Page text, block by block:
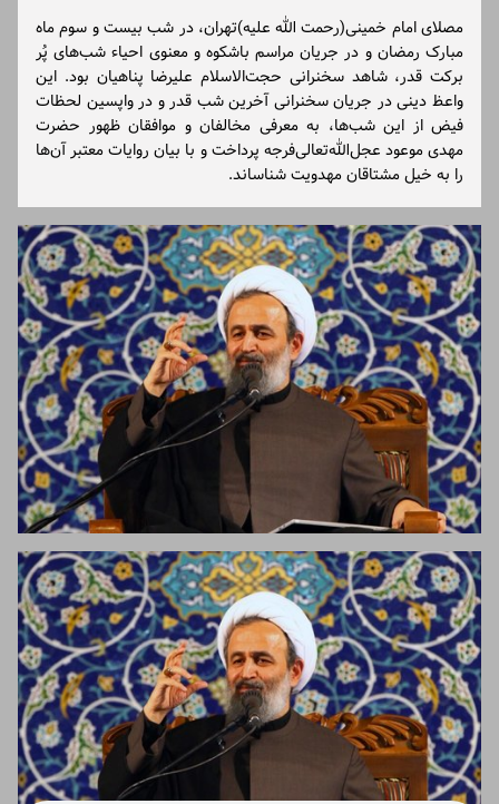
مصلای امام خمینی(رحمت الله علیه)تهران، در شب بیست و سوم ماه
مبارک رمضان و در جریان مراسم باشکوه و معنوی احیاء شب‌های پُر
برکت قدر، شاهد سخنرانی حجت‌الاسلام علیرضا پناهیان بود. این
واعظ دینی در جریان سخنرانی آخرین شب قدر و در واپسین لحظات
فیض از این شب‌ها، به معرفی مخالفان و موافقان ظهور حضرت
مهدی موعود عجل‌الله‌تعالی‌فرجه پرداخت و با بیان روایات معتبر آن‌ها
را به خیل مشتاقان مهدویت شناساند.